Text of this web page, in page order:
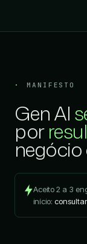
MANIFESTO
Gen AI
por
Aceito 2 a 3
início: